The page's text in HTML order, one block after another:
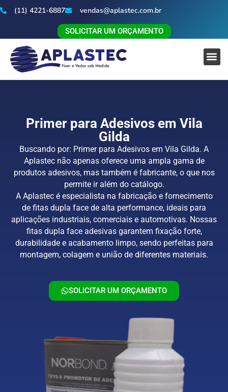
(11) 4221-6887 vendas@aplastec.com.br
SOLICITAR UM ORÇAMENTO
Primer para Adesivos em Vila
Gilda
Buscando por: Primer para Adesivos em Vila Gilda. A
Aplastec não apenas oferece uma ampla gama de
produtos adesivos, mas também é fabricante, o que nos
permite ir além do catálogo.
A Aplastec é especialista na fabricação e fornecimento
de fitas dupla face de alta performance, ideais para
aplicações industriais, comerciais e automotivas. Nossas
fitas dupla face adesivas garantem fixação forte,
durabilidade e acabamento limpo, sendo perfeitas para
montagem, colagem e união de diferentes materiais.
SOLICITAR UM ORÇAMENTO